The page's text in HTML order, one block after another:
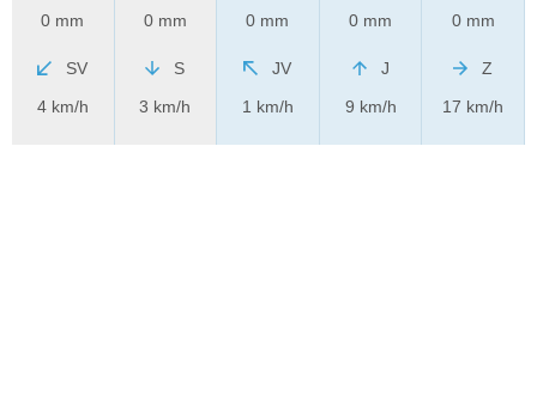
0 mm
SV
4 km/h
0 mm
S
3 km/h
0 mm
JV
1 km/h
0 mm
J
9 km/h
0 mm
Z
17 km/h